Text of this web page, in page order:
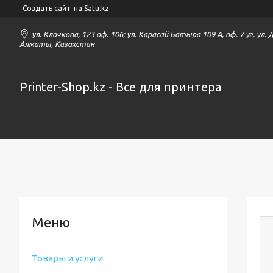
Создать сайт на Satu.kz
ул. Клочкова, 123 оф. 106; ул. Карасай Батыра 109 А, оф. 7 уг. ул.
Алматы, Казахстан
Printer-Shop.kz - Все для принтера
Товары и услуги